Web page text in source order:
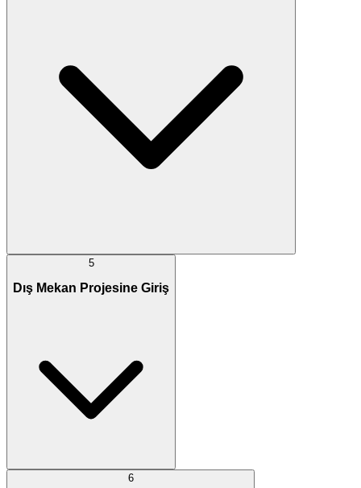
5
Dış Mekan Projesine Giriş
6